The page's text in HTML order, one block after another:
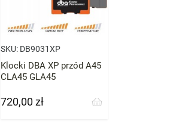
SKU: DB9031XP
Klocki DBA XP przód A45
CLA45 GLA45
Cena
720,00 zł